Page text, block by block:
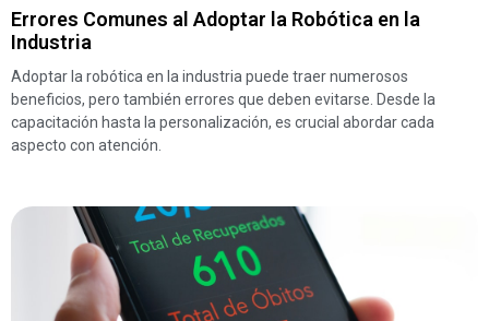
Errores Comunes al Adoptar la Robótica en la
Industria
Adoptar la robótica en la industria puede traer numerosos
beneficios, pero también errores que deben evitarse. Desde la
capacitación hasta la personalización, es crucial abordar cada
aspecto con atención.